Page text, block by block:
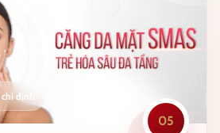
05